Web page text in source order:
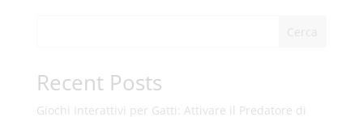
Cerca
Recent Posts
Giochi Interattivi per Gatti: Attivare il Predatore di